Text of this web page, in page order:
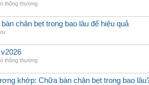
thông thường
bàn chân bẹt trong bao lâu để hiệu quả
thông thường
khớp: Chữa bàn chân bẹt trong bao